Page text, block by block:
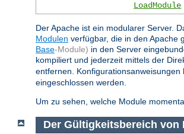
LoadModule
Der Apache ist ein modularer Server.
Modulen verfügbar, die in den Apache
Base-Module) in den Server
kompiliert und jederzeit mittels der
entfernen.
eingeschlossen werden.
Um zu sehen, welche Module
Der Gültigkeitsbereich von